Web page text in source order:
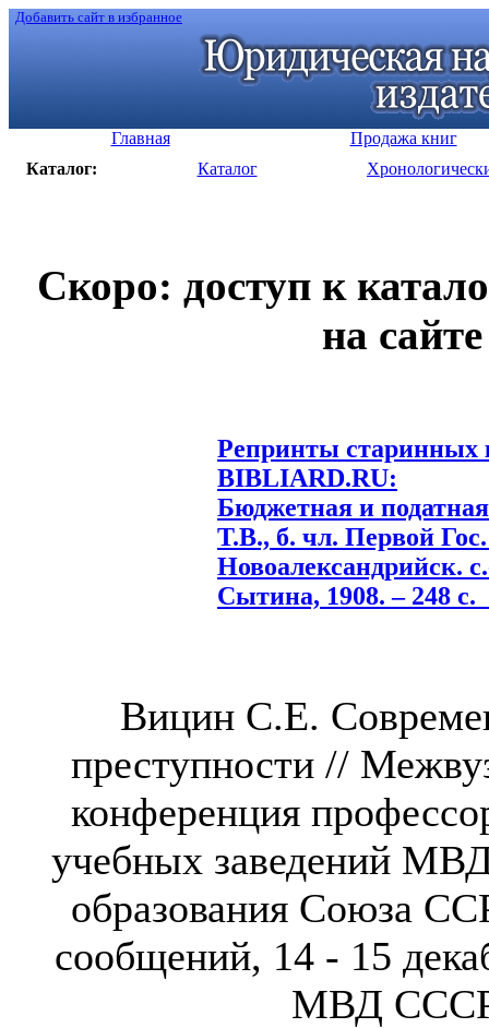
Добавить сайт в избранное
Главная
Продажа книг
Каталог:
Каталог
Скоро: доступ к
на
Репринты старинных
BIBLIARD.RU:
Бюджетная и
Т.В., б. чл. Первой
Новоалександрийск.
Сытина, 1908. – 248 с.
Вицин С.Е.
преступности //
конференция
учебных заведений
образования Союза
сообщений, 14 - 15
МВД